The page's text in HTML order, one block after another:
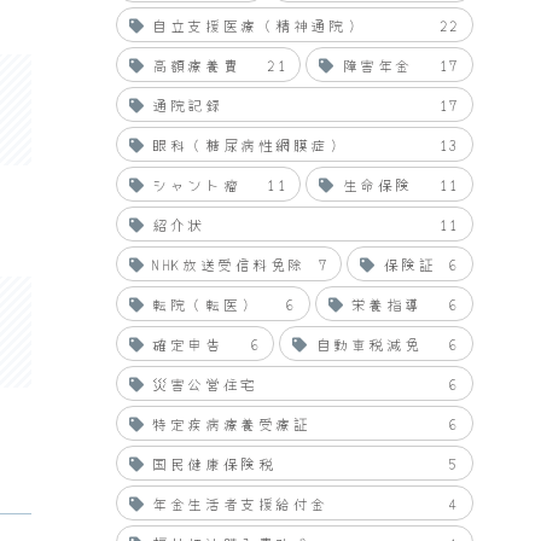
自立支援医療（精神通院）
22
高額療養費
21 障害年金
17
通院記録
17
眼科（糖尿病性網膜症）
13
シャント瘤
11 生命保険
11
紹介状
11
NHK放送受信料免除
7 保険証
6
転院（転医）
6 栄養指導
6
確定申告
6 自動車税減免
6
災害公営住宅
6
特定疾病療養受療証
6
国民健康保険税
5
年金生活者支援給付金
4